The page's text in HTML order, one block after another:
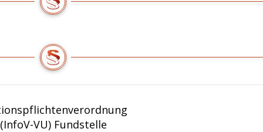
VU) Fundstelle